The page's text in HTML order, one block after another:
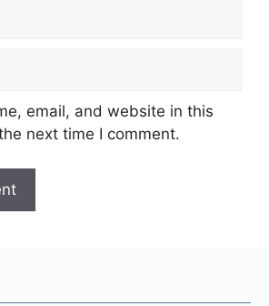
email, and website in this
next time I comment.